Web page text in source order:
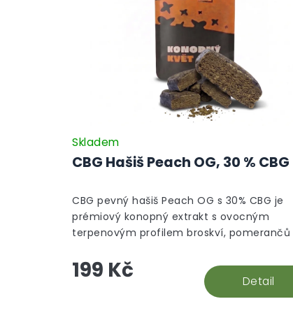
CBG Hašiš Peach OG, 30 % CBG
Skladem
199 Kč Detail
CBG pevný hašiš Peach OG s 30% CBG je
prémiový konopný extrakt s ovocným
terpenovým profilem broskví, pomerančů
dozvukem. Vyrábí se z kvalitních květů
technického konopí bez GMO a pesticidů, s